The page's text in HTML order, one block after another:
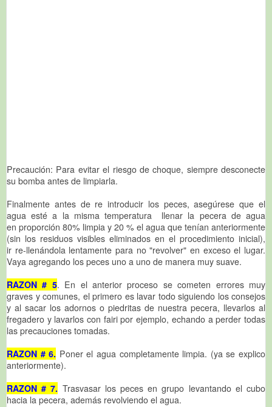
Precaución: Para evitar el riesgo de choque, siempre desconecte
su bomba antes de limpiarla.
Finalmente antes de re introducir los peces, asegúrese que el
agua esté a la misma temperatura llenar la pecera de agua
en proporción 80% limpia y 20 % el agua que tenían anteriormente
(sin los residuos visibles eliminados en el procedimiento inicial),
ir re-llenándola lentamente para no "revolver" en exceso el lugar.
Vaya agregando los peces uno a uno de manera muy suave.
RAZON # 5. En el anterior proceso se cometen errores muy
graves y comunes, el primero es lavar todo siguiendo los consejos
y al sacar los adornos o piedritas de nuestra pecera, llevarlos al
fregadero y lavarlos con fairi por ejemplo, echando a perder todas
las precauciones tomadas.
RAZON # 6. Poner el agua completamente limpia. (ya se explico
anteriormente).
RAZON # 7. Trasvasar los peces en grupo levantando el cubo
hacia la pecera, además revolviendo el agua.